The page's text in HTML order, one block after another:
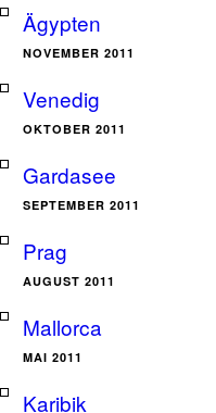
Ägypten
NOVEMBER 2011
Venedig
OKTOBER 2011
Gardasee
SEPTEMBER 2011
Prag
AUGUST 2011
Mallorca
MAI 2011
Karibik